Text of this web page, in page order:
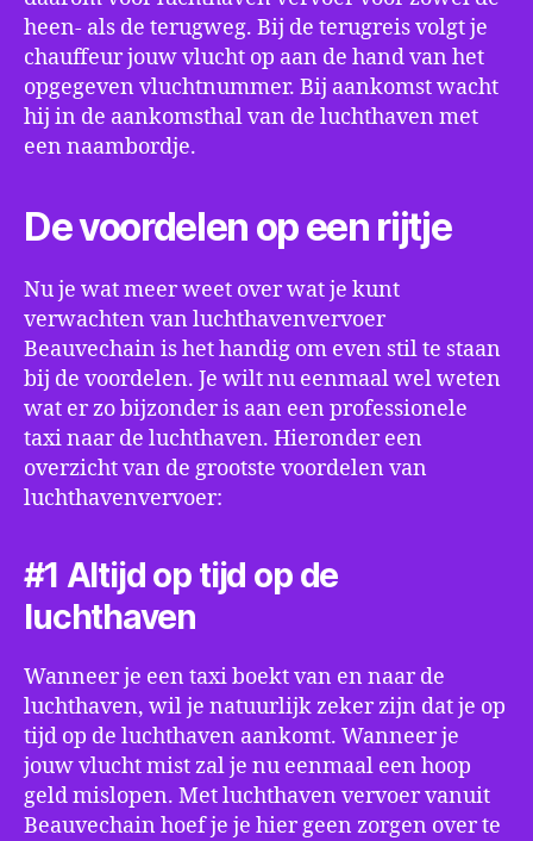
heen- als de terugweg. Bij de terugreis volgt je
chauffeur jouw vlucht op aan de hand van het
opgegeven vluchtnummer. Bij aankomst wacht
hij in de aankomsthal van de luchthaven met
een naambordje.
De voordelen op een rijtje
Nu je wat meer weet over wat je kunt
verwachten van luchthavenvervoer
Beauvechain is het handig om even stil te staan
bij de voordelen. Je wilt nu eenmaal wel weten
wat er zo bijzonder is aan een professionele
taxi naar de luchthaven. Hieronder een
overzicht van de grootste voordelen van
luchthavenvervoer:
#1 Altijd op tijd op de
luchthaven
Wanneer je een taxi boekt van en naar de
luchthaven, wil je natuurlijk zeker zijn dat je op
tijd op de luchthaven aankomt. Wanneer je
jouw vlucht mist zal je nu eenmaal een hoop
geld mislopen. Met luchthaven vervoer vanuit
Beauvechain hoef je je hier geen zorgen over te